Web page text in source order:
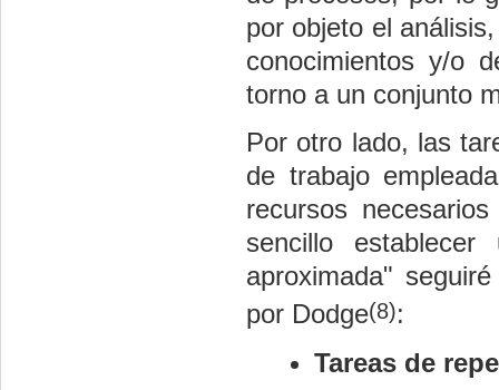
por objeto el
conocimientos y/o
torno a un conjunto
Por otro lado, las
de trabajo
recursos
sencillo
aproximada"
por Dodge(8):
Tareas de